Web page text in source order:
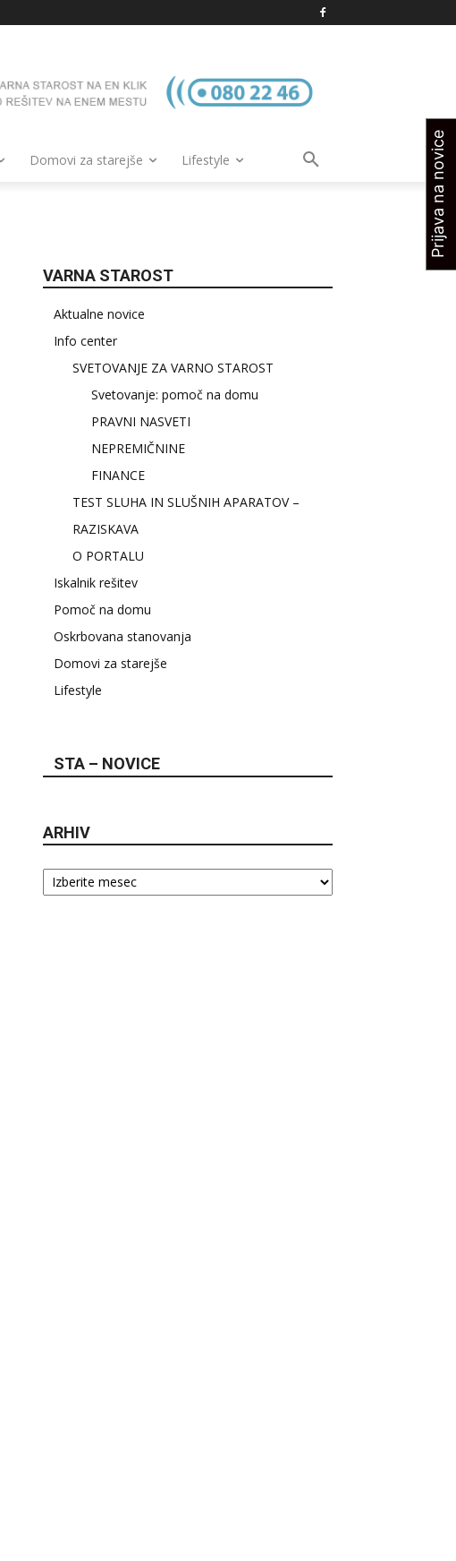
Domovi za starejše Lifestyle
VARNA STAROST
Aktualne novice
Info center
SVETOVANJE ZA VARNO STAROST
Svetovanje: pomoč na domu
PRAVNI NASVETI
NEPREMIČNINE
FINANCE
TEST SLUHA IN SLUŠNIH APARATOV –
RAZISKAVA
O PORTALU
Iskalnik rešitev
Pomoč na domu
Oskrbovana stanovanja
Domovi za starejše
Lifestyle
STA – NOVICE
ARHIV
Arhiv
Prijava na novice